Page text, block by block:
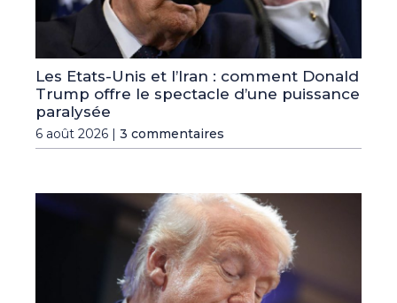
Les Etats-Unis et l’Iran : comment Donald
Trump offre le spectacle d’une puissance
paralysée
6 août 2026 | 3 commentaires